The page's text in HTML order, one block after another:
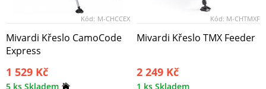
Kód: M-CHCCEX
Mivardi Křeslo CamoCode
Express
1 529 Kč
5 ks Skladem
Kód: M-CHTMXF
Mivardi Křeslo TMX Feeder
2 249 Kč
1 ks Skladem